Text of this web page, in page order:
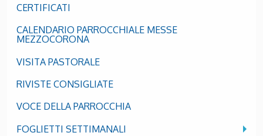
CERTIFICATI
CALENDARIO PARROCCHIALE MESSE
MEZZOCORONA
VISITA PASTORALE
RIVISTE CONSIGLIATE
VOCE DELLA PARROCCHIA
FOGLIETTI SETTIMANALI